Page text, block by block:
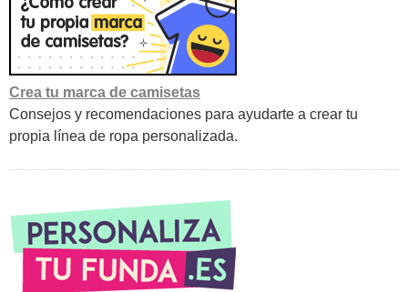
Crea tu marca de camisetas
Consejos y recomendaciones para ayudarte a crear tu
propia línea de ropa personalizada.